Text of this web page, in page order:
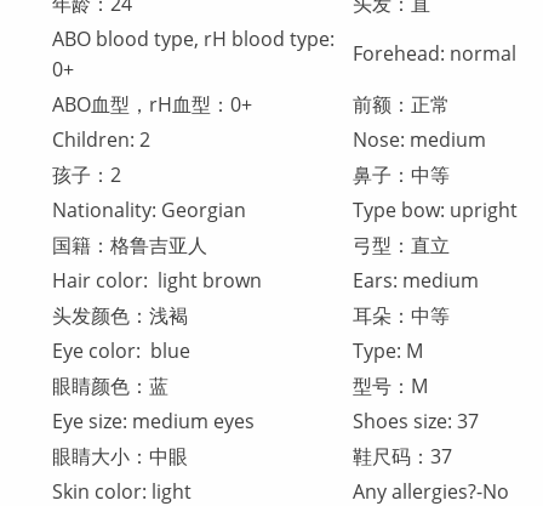
ABO blood type, rH blood type:
0+
Forehead: normal
ABO血型，rH血型：0+
前额：正常
Children: 2
Nose: medium
孩子：2
鼻子：中等
Nationality: Georgian
Type bow: upright
国籍：格鲁吉亚人
弓型：直立
Hair color: light brown
Ears: medium
头发颜色：浅褐
耳朵：中等
Eye color: blue
Type: M
眼睛颜色：蓝
型号：M
Eye size: medium eyes
Shoes size: 37
眼睛大小：中眼
鞋尺码：37
Skin color: light
Any allergies?-No